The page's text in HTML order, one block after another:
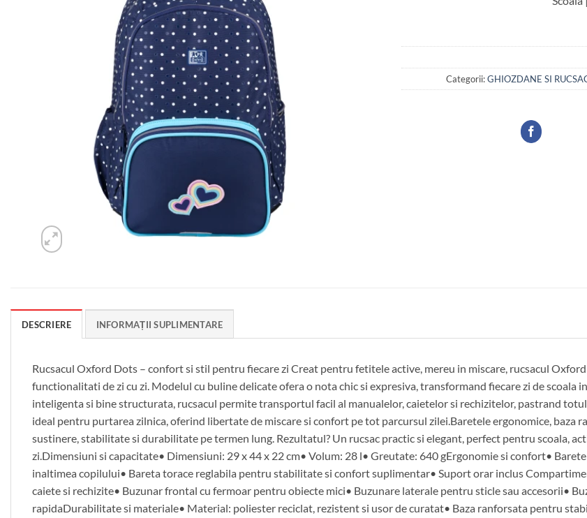
Categorii:GHIOZDANE SI
DESCRIERE INFORMAȚII SUPLIMENTARE
Rucsacul Oxford Dots – confort si stil pentru fiecare zi Creat pentru fetitele active, mereu in miscare, rucsacul
functionalitati de zi cu zi. Modelul cu buline delicate ofera o nota chic si expresiva, transformand fiecare zi de
inteligenta si bine structurata, rucsacul permite transportul facil al manualelor, caietelor si rechizitelor, pastrand
ideal pentru purtarea zilnica, oferind libertate de miscare si confort pe tot parcursul zilei.Baretele ergonomice, baza
sustinere, stabilitate si durabilitate pe termen lung. Rezultatul? Un rucsac practic si elegant, perfect pentru scoala,
zi.Dimensiuni si capacitate• Dimensiuni: 29 x 44 x 22 cm• Volum: 28 l• Greutate: 640 gErgonomie si confort•
inaltimea copilului• Bareta torace reglabila pentru stabilitate si confort suplimentar• Suport orar inclus
caiete si rechizite• Buzunar frontal cu fermoar pentru obiecte mici• Buzunare laterale pentru sticle sau accesorii•
rapidaDurabilitate si materiale• Material: poliester reciclat, rezistent si usor de curatat• Baza ranforsata pentru